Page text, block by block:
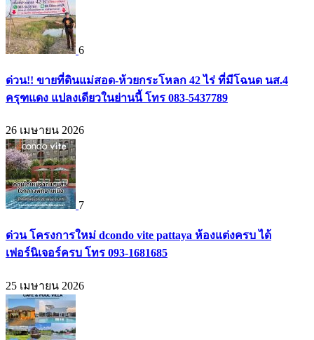
6
ด่วน!! ขายที่ดินแม่สอด-ห้วยกระโหลก 42 ไร่ ที่มีโฉนด นส.4
ครุฑแดง แปลงเดียวในย่านนี้ โทร 083-5437789
26 เมษายน 2026
7
ด่วน โครงการใหม่ dcondo vite pattaya ห้องแต่งครบ ได้
เฟอร์นิเจอร์ครบ โทร 093-1681685
25 เมษายน 2026